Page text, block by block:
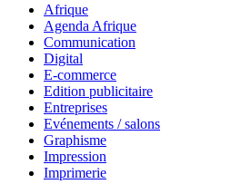
Afrique
Agenda Afrique
Communication
Digital
E-commerce
Edition publicitaire
Entreprises
Evénements / salons
Graphisme
Impression
Imprimerie